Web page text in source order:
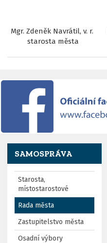
Mgr. Zdeněk Navrátil, v. r.
starosta města
SAMOSPRÁVA
Starosta,
místostarostové
Rada města
Zastupitelstvo města
Osadní výbory